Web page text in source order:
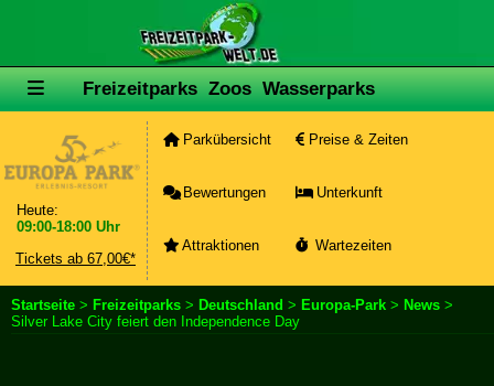
Freizeitparks Zoos Wasserparks
Heute:
09:00-18:00 Uhr
Tickets ab 67,00€*
Parkübersicht Preise & Zeiten
Bewertungen Unterkunft
Attraktionen Wartezeiten
Startseite > Freizeitparks > Deutschland > Europa-Park > News >
Silver Lake City feiert den Independence Day